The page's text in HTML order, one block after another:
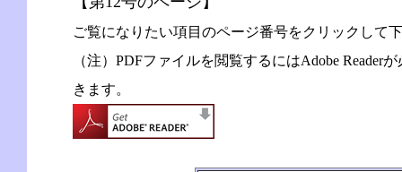
ご覧になりたい項目のページ番号をクリックして
（注）PDFファイルを閲覧するにはAdobe
きます。